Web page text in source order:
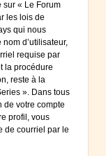
sur « Le Forum
les lois de
qui nous
d’utilisateur,
requise par
la procédure
reste à la
». Dans tous
de votre compte
profil, vous
de courriel par le